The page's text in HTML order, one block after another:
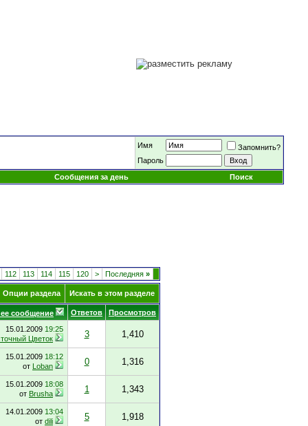
Имя
Запомнить?
Пароль
Сообщения за день
Поиск
112 113 114 115 120 > Последняя »
Опции раздела Искать в этом разделе
сообщение Ответов
Просмотров
15.01.2009 19:25
Цветок
3 1,410
15.01.2009 18:12
от Loban 0 1,316
15.01.2009 18:08
от Brusha 1 1,343
14.01.2009 13:04
от dili 5 1,918